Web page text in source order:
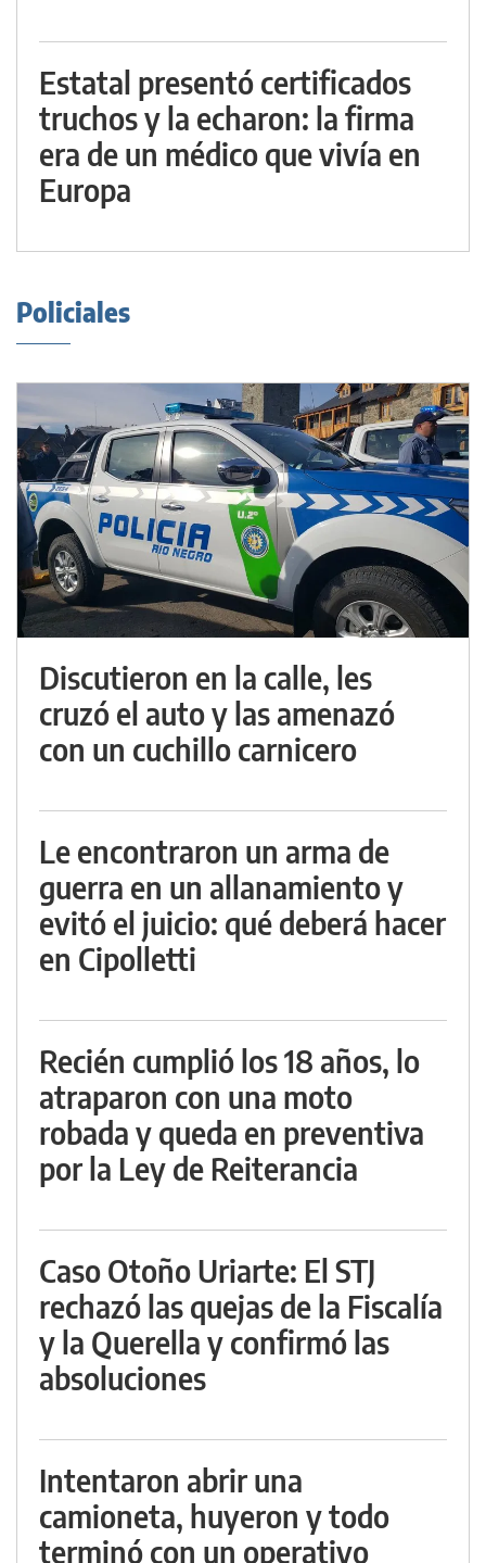
Estatal presentó certificados
truchos y la echaron: la firma
era de un médico que vivía en
Europa
Policiales
Discutieron en la calle, les
cruzó el auto y las amenazó
con un cuchillo carnicero
Le encontraron un arma de
guerra en un allanamiento y
evitó el juicio: qué deberá hacer
en Cipolletti
Recién cumplió los 18 años, lo
atraparon con una moto
robada y queda en preventiva
por la Ley de Reiterancia
Caso Otoño Uriarte: El STJ
rechazó las quejas de la Fiscalía
y la Querella y confirmó las
absoluciones
Intentaron abrir una
camioneta, huyeron y todo
terminó con un operativo